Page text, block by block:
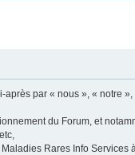
par « nous », « notre
du Forum, et
Maladies Rares Info